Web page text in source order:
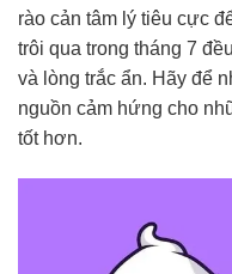
rào cản tâm lý tiêu cực
trôi qua trong tháng 7
và lòng trắc ẩn. Hãy để
nguồn cảm hứng cho
tốt hơn.